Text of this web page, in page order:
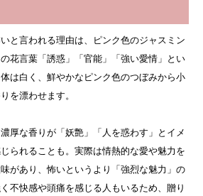
と言われる理由は、ピンク色のジャスミン
の花言葉「誘惑」「官能」「強い愛情」とい
は白く、鮮やかなピンク色のつぼみから小
を漂わせます。
厚な香りが「妖艶」「人を惑わす」とイメ
られることも。実際は情熱的な愛や魅力を
があり、怖いというより「強烈な魅力」の
不快感や頭痛を感じる人もいるため、贈り